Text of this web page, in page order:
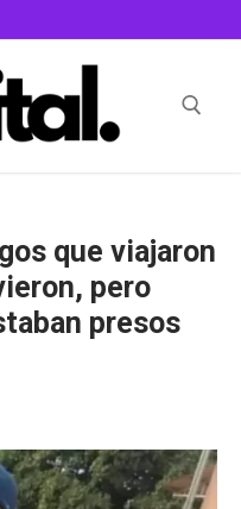
que viajaron
pero
presos